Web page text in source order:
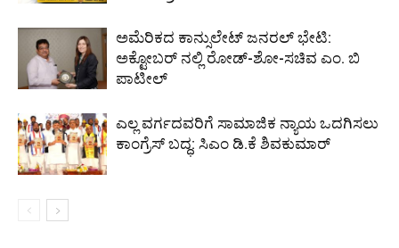
ಅಮೆರಿಕದ ಕಾನ್ಸುಲೇಟ್ ಜನರಲ್ ಭೇಟಿ:
ಅಕ್ಟೋಬರ್ ನಲ್ಲಿ ರೋಡ್-ಶೋ-ಸಚಿವ ಎಂ. ಬಿ
ಪಾಟೀಲ್
ಎಲ್ಲ ವರ್ಗದವರಿಗೆ ಸಾಮಾಜಿಕ ನ್ಯಾಯ ಒದಗಿಸಲು
ಕಾಂಗ್ರೆಸ್ ಬದ್ಧ: ಸಿಎಂ ಡಿ.ಕೆ ಶಿವಕುಮಾರ್